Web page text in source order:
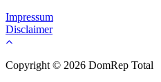
Impressum
Disclaimer
Copyright © 2026 DomRep Total